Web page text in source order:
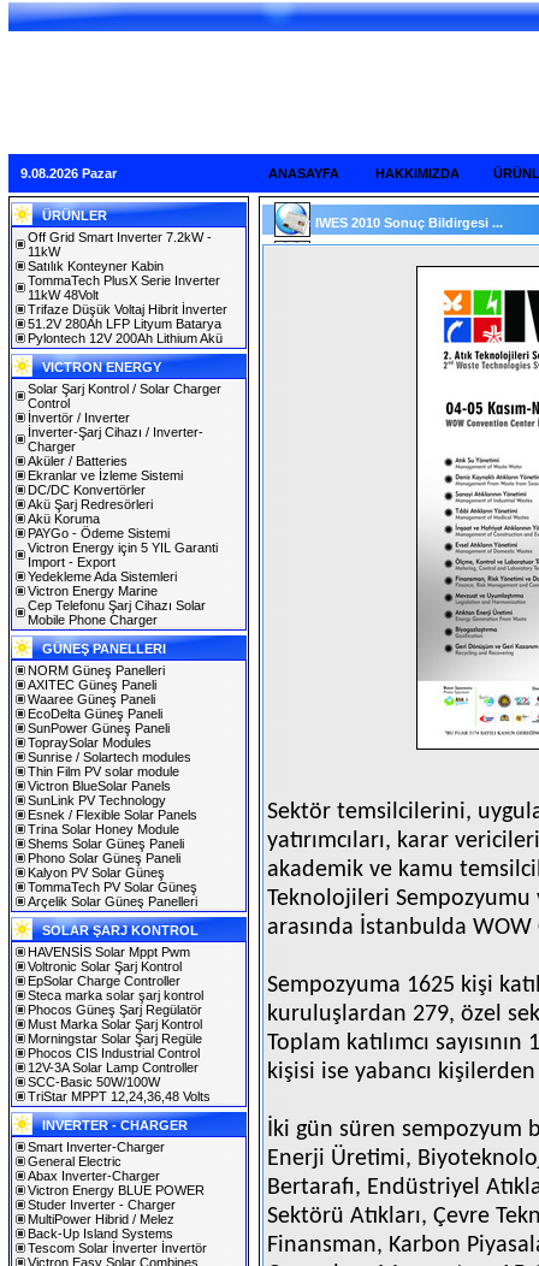
9.08.2026 Pazar ANASAYFA HAKKIMIZDA
ÜRÜNLER
Off Grid Smart Inverter 7.2kW -
11kW
Satılık Konteyner Kabin
TommaTech PlusX Serie Inverter
11kW 48Volt
Trifaze Düşük Voltaj Hibrit İnverter
51.2V 280Ah LFP Lityum Batarya
Pylontech 12V 200Ah Lithium Akü
VICTRON ENERGY
Solar Şarj Kontrol / Solar Charger
Control
İnvertör / Inverter
İnverter-Şarj Cihazı / Inverter-
Charger
Aküler / Batteries
Ekranlar ve İzleme Sistemi
DC/DC Konvertörler
Akü Şarj Redresörleri
Akü Koruma
PAYGo - Ödeme Sistemi
Victron Energy için 5 YIL Garanti
Import - Export
Yedekleme Ada Sistemleri
Victron Energy Marine
Cep Telefonu Şarj Cihazı Solar
Mobile Phone Charger
GÜNEŞ PANELLERI
NORM Güneş Panelleri
AXITEC Güneş Paneli
Waaree Güneş Paneli
EcoDelta Güneş Paneli
SunPower Güneş Paneli
TopraySolar Modules
Sunrise / Solartech modules
Thin Film PV solar module
Victron BlueSolar Panels
SunLink PV Technology
Esnek / Flexible Solar Panels
Trina Solar Honey Module
Shems Solar Güneş Paneli
Phono Solar Güneş Paneli
Kalyon PV Solar Güneş
TommaTech PV Solar Güneş
Arçelik Solar Güneş Panelleri
SOLAR ŞARJ KONTROL
HAVENSİS Solar Mppt Pwm
Voltronic Solar Şarj Kontrol
EpSolar Charge Controller
Steca marka solar şarj kontrol
Phocos Güneş Şarj Regülatör
Must Marka Solar Şarj Kontrol
Morningstar Solar Şarj Regüle
Phocos CIS Industrial Control
12V-3A Solar Lamp Controller
SCC-Basic 50W/100W
TriStar MPPT 12,24,36,48 Volts
INVERTER - CHARGER
Smart Inverter-Charger
General Electric
Abax Inverter-Charger
Victron Energy BLUE POWER
Studer Inverter - Charger
MultiPower Hibrid / Melez
Back-Up Island Systems
Tescom Solar İnverter İnvertör
Victron Easy Solar Combines
IWES 2010 Sonuç Bildirgesi ...
Sektör temsilcilerini,
yatırımcıları, karar
akademik ve kamu
Teknolojileri Sempozyumu
arasında İstanbulda
Sempozyuma 1625 kişi
kuruluşlardan 279, özel
Toplam katılımcı
kişisi ise yabancı
İki gün süren sempozyum
Enerji Üretimi,
Bertarafı, Endüstriyel
Sektörü Atıkları, Çevre
Finansman, Karbon